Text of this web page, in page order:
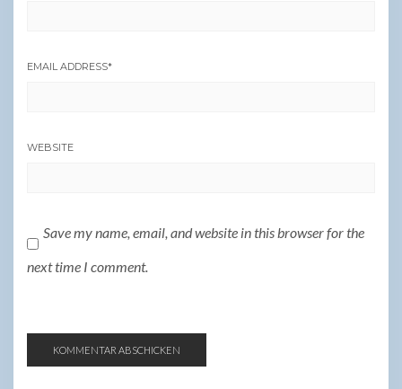
EMAIL ADDRESS*
WEBSITE
Save my name, email, and website in this browser for the
next time I comment.